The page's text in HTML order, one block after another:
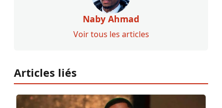
Naby Ahmad
Voir tous les articles
Articles liés